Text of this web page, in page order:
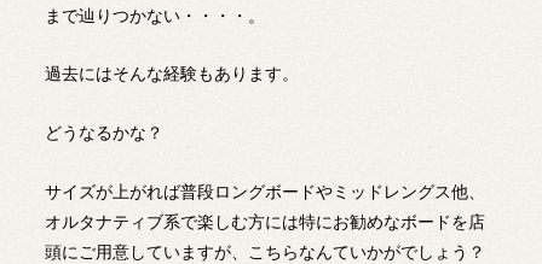
まで辿りつかない・・・・。
過去にはそんな経験もあります。
どうなるかな？
サイズが上がれば普段ロングボードやミッドレングス他、
オルタナティブ系で楽しむ方には特にお勧めなボードを店
頭にご用意していますが、こちらなんていかがでしょう？